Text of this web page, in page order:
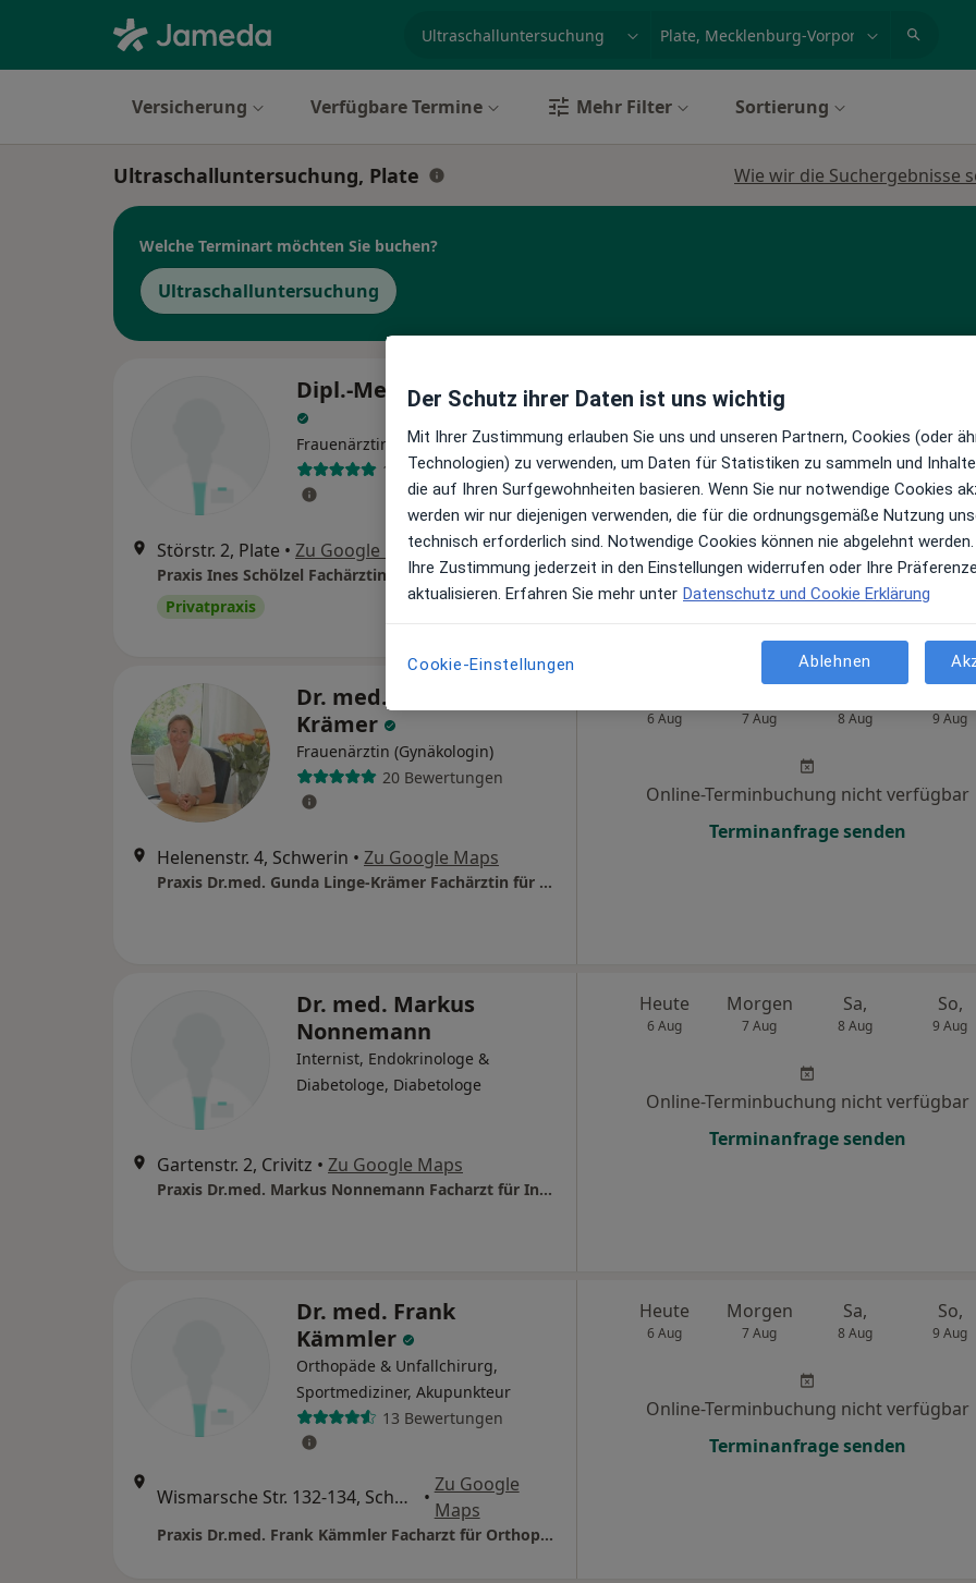
Versicherung Verfügbare Termine Mehr Filter Sortierung
Ultraschalluntersuchung, Plate Wie wir die Suchergebnisse
Welche Terminart möchten Sie buchen?
Ultraschalluntersuchung
Dipl.-Med. Ines Schölzel
Frauenärztin (Gynäkologin)
12 Bewertungen
Störstr. 2, Plate • Zu Google Maps
Praxis Ines Schölzel Fachärztin für Frauenheilkunde und Geburtshilfe
Privatpraxis
Heute
6 Aug
Morgen
7 Aug
Online-Terminbuchung nicht verfügbar
Telefonnummer anzeigen
Dr. med. Gunda Linge-
Krämer
Frauenärztin (Gynäkologin)
20 Bewertungen
Helenenstr. 4, Schwerin • Zu Google Maps
Praxis Dr.med. Gunda Linge-Krämer Fachärztin für Frauenheilkunde und Geburtshilfe
6 Aug 7 Aug 8 Aug 9 Aug
Online-Terminbuchung nicht verfügbar
Terminanfrage senden
Dr. med. Markus
Nonnemann
Internist, Endokrinologe &
Diabetologe, Diabetologe
Gartenstr. 2, Crivitz • Zu Google Maps
Praxis Dr.med. Markus Nonnemann Facharzt für Innere Medizin
Heute
6 Aug
Morgen
7 Aug
Sa,
8 Aug
So,
9 Aug
Online-Terminbuchung nicht verfügbar
Terminanfrage senden
Dr. med. Frank
Kämmler
Orthopäde & Unfallchirurg,
Sportmediziner, Akupunkteur
13 Bewertungen
Wismarsche Str. 132-134, Schwerin •
Zu Google
Maps
Praxis Dr.med. Frank Kämmler Facharzt für Orthopädie
Heute
6 Aug
Morgen
7 Aug
Sa,
8 Aug
So,
9 Aug
Online-Terminbuchung nicht verfügbar
Terminanfrage senden
Der Schutz ihrer Daten ist uns wichtig
Mit Ihrer Zustimmung erlauben Sie uns und unseren Partnern, Cookies (oder
Technologien) zu verwenden, um Daten für Statistiken zu sammeln und
die auf Ihren Surfgewohnheiten basieren. Wenn Sie nur notwendige Cookies
werden wir nur diejenigen verwenden, die für die ordnungsgemäße Nutzung
technisch erforderlich sind. Notwendige Cookies können nie abgelehnt werden.
Ihre Zustimmung jederzeit in den Einstellungen widerrufen oder Ihre
aktualisieren. Erfahren Sie mehr unter Datenschutz und Cookie Erklärung
Cookie-Einstellungen Ablehnen